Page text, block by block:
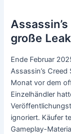
große
Ende Februar
Assassin’s
Monat vor dem
Einzelhändler
ignoriert. Käufer
Gameplay-